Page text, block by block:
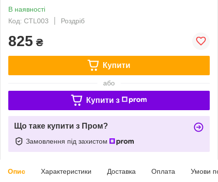
В наявності
Код: CTL003
Роздріб
825 ₴
Купити
або
Купити з
Що таке купити з Пром?
Замовлення під захистом
Опис Характеристики Доставка Оплата Умови